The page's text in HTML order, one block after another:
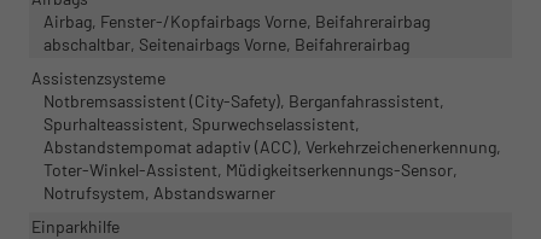
Airbag, Fenster-/Kopfairbags Vorne, Beifahrerairbag
abschaltbar, Seitenairbags Vorne, Beifahrerairbag
Assistenzsysteme
Notbremsassistent (City-Safety), Berganfahrassistent,
Spurhalteassistent, Spurwechselassistent,
Abstandstempomat adaptiv (ACC), Verkehrzeichenerkennung,
Toter-Winkel-Assistent, Müdigkeitserkennungs-Sensor,
Notrufsystem, Abstandswarner
Einparkhilfe